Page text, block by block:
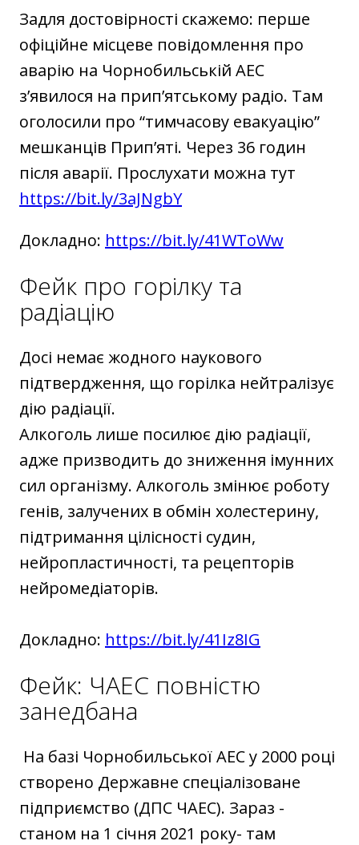
Задля достовірності скажемо: перше
офіційне місцеве повідомлення про
аварію на Чорнобильській АЕС
зʼявилося на припʼятському радіо. Там
оголосили про “тимчасову евакуацію”
мешканців Припʼяті. Через 36 годин
після аварії. Прослухати можна тут
https://bit.ly/3aJNgbY
Докладно: https://bit.ly/41WToWw
Фейк про горілку та
радіацію
Досі немає жодного наукового
підтвердження, що горілка нейтралізує
дію радіації.
Алкоголь лише посилює дію радіації,
адже призводить до зниження імунних
сил організму. Алкоголь змінює роботу
генів, залучених в обмін холестерину,
підтримання цілісності судин,
нейропластичності, та рецепторів
нейромедіаторів.
Докладно: https://bit.ly/41Iz8IG
Фейк: ЧАЕС повністю
занедбана
На базі Чорнобильської АЕС у 2000 році
створено Державне спеціалізоване
підприємство (ДПС ЧАЕС). Зараз -
станом на 1 січня 2021 року- там